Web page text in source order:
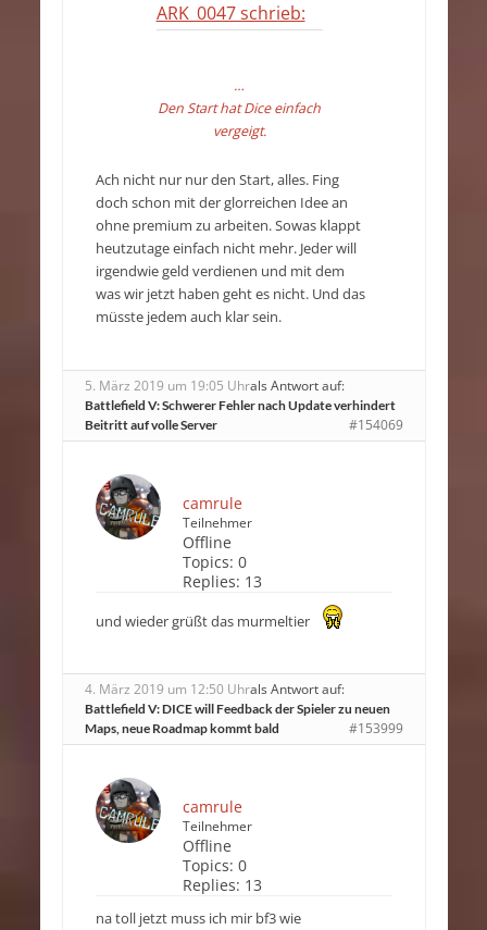
ARK_0047 schrieb:
…
Den Start hat Dice einfach
vergeigt.
Ach nicht nur nur den Start, alles. Fing
doch schon mit der glorreichen Idee an
ohne premium zu arbeiten. Sowas klappt
heutzutage einfach nicht mehr. Jeder will
irgendwie geld verdienen und mit dem
was wir jetzt haben geht es nicht. Und das
müsste jedem auch klar sein.
5. März 2019 um 19:05 Uhrals Antwort auf:
Battlefield V: Schwerer Fehler nach Update verhindert
Beitritt auf volle Server
#154069
camrule
Teilnehmer
Offline
Topics: 0
Replies: 13
und wieder grüßt das murmeltier
4. März 2019 um 12:50 Uhrals Antwort auf:
Battlefield V: DICE will Feedback der Spieler zu neuen
Maps, neue Roadmap kommt bald
#153999
camrule
Teilnehmer
Offline
Topics: 0
Replies: 13
na toll jetzt muss ich mir bf3 wie